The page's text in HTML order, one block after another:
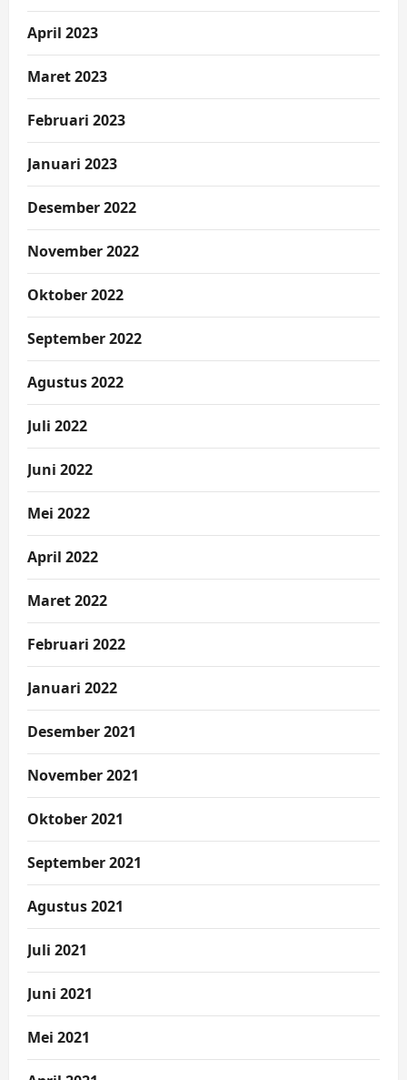
April 2023
Maret 2023
Februari 2023
Januari 2023
Desember 2022
November 2022
Oktober 2022
September 2022
Agustus 2022
Juli 2022
Juni 2022
Mei 2022
April 2022
Maret 2022
Februari 2022
Januari 2022
Desember 2021
November 2021
Oktober 2021
September 2021
Agustus 2021
Juli 2021
Juni 2021
Mei 2021